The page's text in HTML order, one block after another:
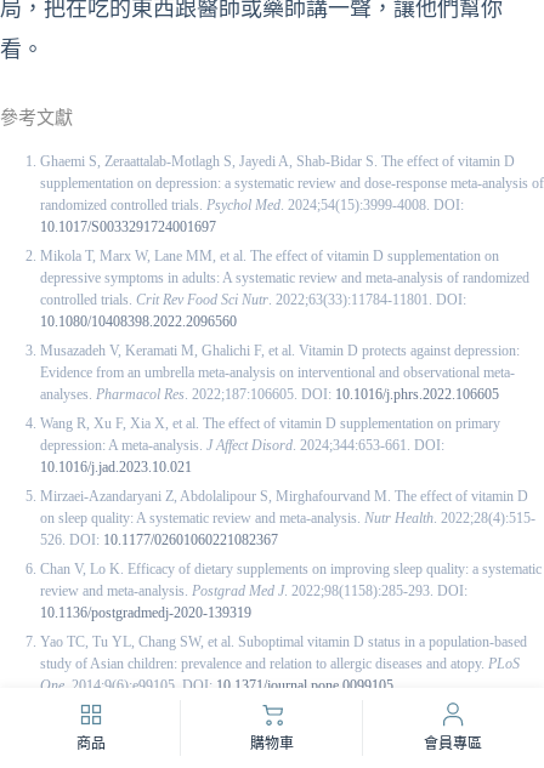
局，把在吃的東西跟醫師或藥師講一聲，讓他們幫你
看。
參考文獻
Ghaemi S, Zeraattalab-Motlagh S, Jayedi A, Shab-Bidar S. The effect of vitamin D
supplementation on depression: a systematic review and dose-response meta-analysis of
randomized controlled trials. Psychol Med. 2024;54(15):3999-4008. DOI:
10.1017/S0033291724001697
Mikola T, Marx W, Lane MM, et al. The effect of vitamin D supplementation on
depressive symptoms in adults: A systematic review and meta-analysis of randomized
controlled trials. Crit Rev Food Sci Nutr. 2022;63(33):11784-11801. DOI:
10.1080/10408398.2022.2096560
Musazadeh V, Keramati M, Ghalichi F, et al. Vitamin D protects against depression:
Evidence from an umbrella meta-analysis on interventional and observational meta-
analyses. Pharmacol Res . 2022;187:106605. DOI: 10.1016/j.phrs.2022.106605
Wang R, Xu F, Xia X, et al. The effect of vitamin D supplementation on primary
depression: A meta-analysis. J Affect Disord. 2024;344:653-661. DOI:
10.1016/j.jad.2023.10.021
Mirzaei-Azandaryani Z, Abdolalipour S, Mirghafourvand M. The effect of vitamin D
on sleep quality: A systematic review and meta-analysis. Nutr Health. 2022;28(4):515-
526. DOI: 10.1177/02601060221082367
Chan V, Lo K. Efficacy of dietary supplements on improving sleep quality: a systematic
review and meta-analysis. Postgrad Med J. 2022;98(1158):285-293. DOI:
10.1136/postgradmedj-2020-139319
Yao TC, Tu YL, Chang SW, et al. Suboptimal vitamin D status in a population-based
study of Asian children: prevalence and relation to allergic diseases and atopy. PLoS
One. 2014;9(6):e99105. DOI: 10.1371/journal.pone.0099105
Demay MB, Pittas AG, Bikle DD, et al. Vitamin D for the Prevention of Disease: An
Endocrine Society Clinical Practice Guideline.
J Clin Endocrinol Metab.
商品 購物車 會員專區